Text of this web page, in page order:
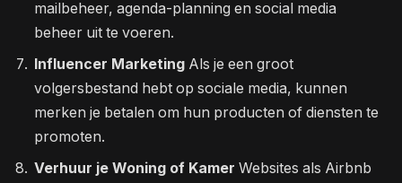
mailbeheer, agenda-planning en social media
beheer uit te voeren.
Influencer Marketing Als je een groot
volgersbestand hebt op sociale media, kunnen
merken je betalen om hun producten of diensten te
promoten.
Verhuur je Woning of Kamer Websites als Airbnb